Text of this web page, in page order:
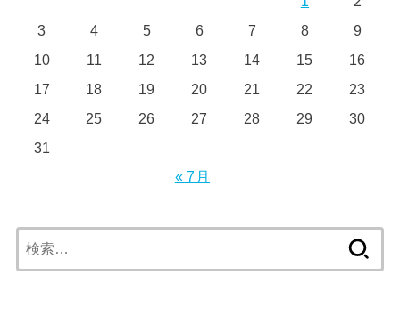
3
4 5 6 7 8
9
10
11 12 13 14 15
16
17
18 19 20 21 22
23
24
25 26 27 28 29
30
31
« 7月
索: